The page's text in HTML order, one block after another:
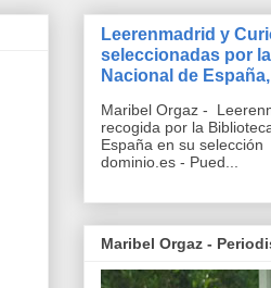
Leerenmadrid y
seleccionadas por
Nacional de
Maribel Orgaz -
recogida por la
España en su
dominio.es - Pued...
Maribel Orgaz -